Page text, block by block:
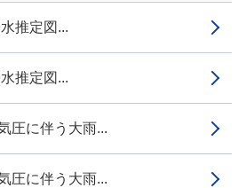
推定図...
推定図...
圧に伴う大雨...
圧に伴う大雨...